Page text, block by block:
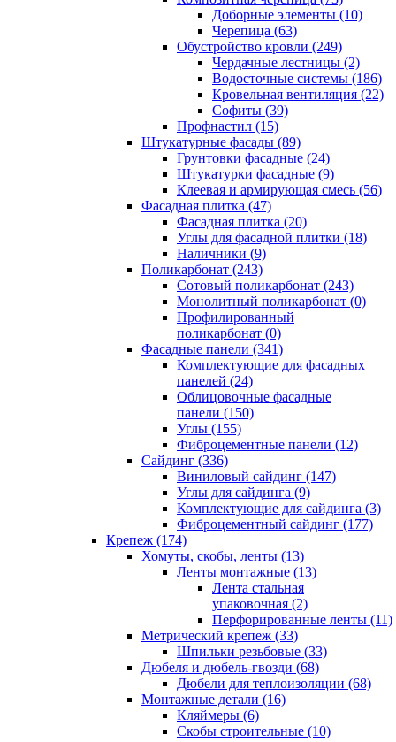
Доборные элементы (10)
Черепица (63)
Обустройство кровли (249)
Чердачные лестницы (2)
Водосточные системы (186)
Кровельная вентиляция (22)
Cофиты (39)
Профнастил (15)
Штукатурные фасады (89)
Грунтовки фасадные (24)
Штукатурки фасадные (9)
Клеевая и армирующая смесь (56)
Фасадная плитка (47)
Фасадная плитка (20)
Углы для фасадной плитки (18)
Наличники (9)
Поликарбонат (243)
Сотовый поликарбонат (243)
Монолитный поликарбонат (0)
Профилированный
поликарбонат (0)
Фасадные панели (341)
Комплектующие для фасадных
панелей (24)
Облицовочные фасадные
панели (150)
Углы (155)
Фиброцементные панели (12)
Сайдинг (336)
Виниловый сайдинг (147)
Углы для сайдинга (9)
Комплектующие для сайдинга (3)
Фиброцементный сайдинг (177)
Крепеж (174)
Хомуты, скобы, ленты (13)
Ленты монтажные (13)
Лента стальная
упаковочная (2)
Перфорированные ленты (11)
Метрический крепеж (33)
Шпильки резьбовые (33)
Дюбеля и дюбель-гвозди (68)
Дюбели для теплоизоляции (68)
Монтажные детали (16)
Кляймеры (6)
Скобы строительные (10)